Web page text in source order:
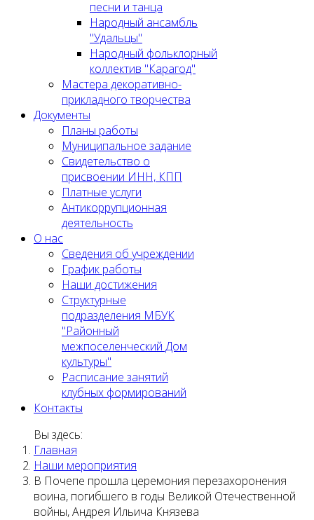
песни и танца
Народный ансамбль
"Удальцы"
Народный фольклорный
коллектив "Карагод"
Мастера декоративно-
прикладного творчества
Документы
Планы работы
Муниципальное задание
Cвидетельство о
присвоении ИНН, КПП
Платные услуги
Антикоррупционная
деятельность
О нас
Сведения об учреждении
График работы
Наши достижения
Структурные
подразделения МБУК
"Районный
межпоселенческий Дом
культуры"
Расписание занятий
клубных формирований
Контакты
Вы здесь:
Главная
Наши мероприятия
В Почепе прошла церемония перезахоронения
воина, погибшего в годы Великой Отечественной
войны, Андрея Ильича Князева